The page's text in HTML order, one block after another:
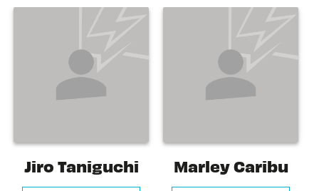
Jiro Taniguchi Marley Caribu